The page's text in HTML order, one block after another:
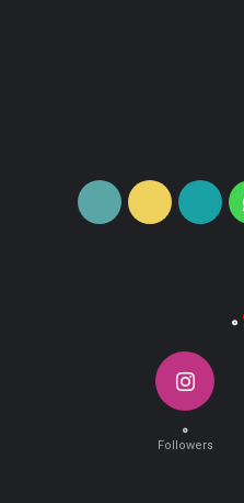
واتس
آپ
آپارات ایتا
۰